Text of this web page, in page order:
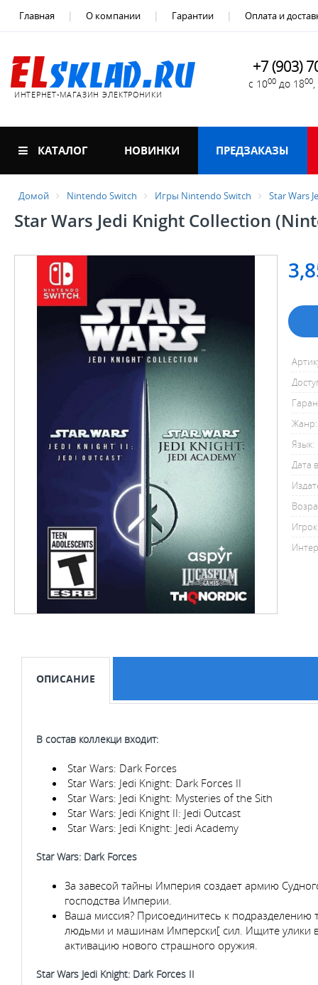
Главная О компании Гарантии Оплата и
ИНТЕРНЕТ-МАГАЗИН ЭЛЕКТРОНИКИ
+7 (903)
с 1000 до 1800
КАТАЛОГ НОВИНКИ ПРЕДЗАКАЗЫ
Домой Nintendo Switch Игры Nintendo Switch Star Wars
Star Wars Jedi Knight Collection
Жанр:
Язык:
Дата
ОПИСАНИЕ
В состав коллекци входит:
Star Wars: Dark Forces
Star Wars: Jedi Knight: Dark Forces II
Star Wars: Jedi Knight: Mysteries of the Sith
Star Wars: Jedi Knight II: Jedi Outcast
Star Wars: Jedi Knight: Jedi Academy
Star Wars: Dark Forces
За завесой тайны Империя создает армию
господства Империи.
Ваша миссия? Присоединитесь к
людьми и машинам Имперски[ сил. Ищите улики в
активацию нового страшного оружия.
Star Wars Jedi Knight: Dark Forces II